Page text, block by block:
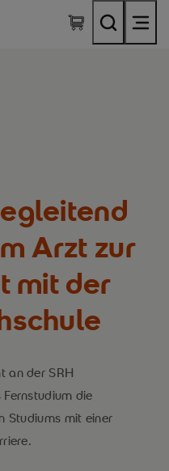
University
Arzt zur
mit der
an der SRH
die
Studiums mit einer